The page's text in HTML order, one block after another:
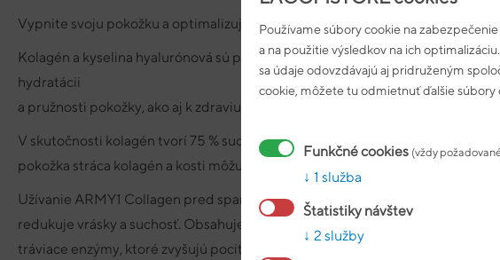
Vypnite svoju pokožku a optimalizujte spaľovanie tukov s kolagénom.
Kolagén a kyselina hyalurónová sú prirodzene produkované telom a
hydratácii
a pružnosti pokožky, ako aj k zdraviu kostí, šliach a väzov.
V skutočnosti kolagén tvorí 75 % suchej hmotnosti vašej pokožky. S
pokožka stráca kolagén a kosti môžu začať slabnúť.
Užívanie ARMY1 Collagen pred spaním môže pomôcť zlepšiť stav pokožky
redukuje vrásky a suchosť. Obsahuje len 48 kalórií v jednej dávke a pridanú
tráviace enzýmy, ktoré zvyšujú pocit sýtosti a zabezpečujú účinné
Používame súbory cookie na
a na použitie výsledkov na ich
sa údaje odovzdávajú aj pridruženým
cookie, môžete tu odmietnuť ďalšie súbory
Funkčné cookies (vždy
1 služba
Štatistiky návštev
2 služby